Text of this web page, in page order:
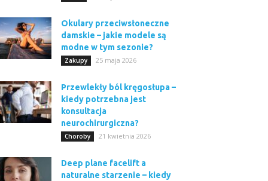
Okulary przeciwsłoneczne
damskie – jakie modele są
modne w tym sezonie?
Zakupy 25 maja 2026
Przewlekły ból kręgosłupa –
kiedy potrzebna jest
konsultacja
neurochirurgiczna?
Choroby 21 kwietnia 2026
Deep plane facelift a
naturalne starzenie – kiedy